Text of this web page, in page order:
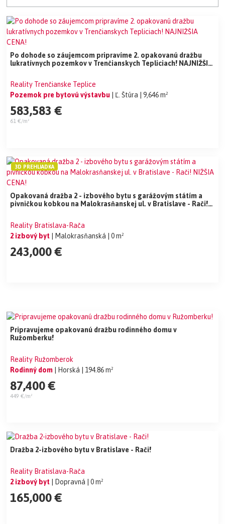
Po dohode so záujemcom pripravíme 2. opakovanú dražbu
lukratívnych pozemkov v Trenčianskych Tepliciach! NAJNIŽŠIA
Reality Trenčianske Teplice
Pozemok pre bytovú výstavbu
| Ľ. Štúra | 9,646 m²
583,583 €
61 €/m²
Opakovaná dražba 2 - izbového bytu s garážovým státím a
pivničkou kobkou na Malokrasňanskej ul. v Bratislave - Rači!
Reality Bratislava-Rača
2 izbový byt | Malokrasňanská | 0 m²
243,000 €
3D PREHLIADKA
Pripravujeme opakovanú dražbu rodinného domu v
Ružomberku!
Reality Ružomberok
Rodinný dom
| Horská | 194.86 m²
87,400 €
449 €/m²
Dražba 2-izbového bytu v Bratislave - Rači!
Reality Bratislava-Rača
2 izbový byt
| Dopravná | 0 m²
165,000 €